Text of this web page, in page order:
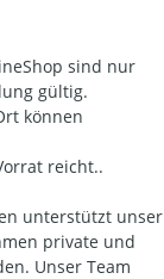
sind nur
gültig.
können
reicht..
unterstützt unser
private und
Unser Team